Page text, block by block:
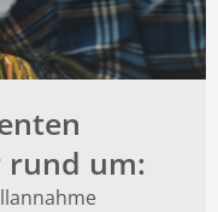
rund um: